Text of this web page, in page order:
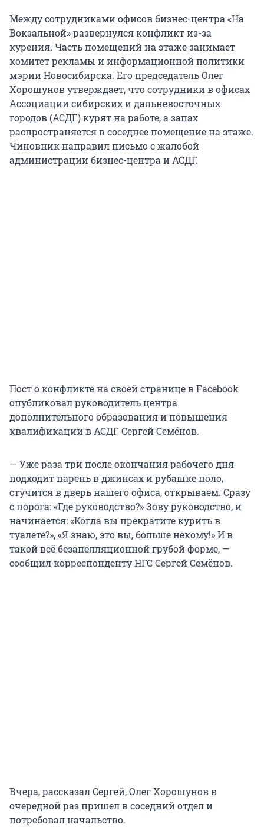
Между сотрудниками офисов бизнес-центра «На
Вокзальной» развернулся конфликт из-за
курения. Часть помещений на этаже занимает
комитет рекламы и информационной политики
мэрии Новосибирска. Его председатель Олег
Хорошунов утверждает, что сотрудники в офисах
Ассоциации сибирских и дальневосточных
городов (АСДГ) курят на работе, а запах
распространяется в соседнее помещение на этаже.
Чиновник направил письмо с жалобой
администрации бизнес-центра и АСДГ.
Пост о конфликте на своей странице в Facebook
опубликовал руководитель центра
дополнительного образования и повышения
квалификации в АСДГ Сергей Семёнов.
— Уже раза три после окончания рабочего дня
подходит парень в джинсах и рубашке поло,
стучится в дверь нашего офиса, открываем. Сразу
с порога: «Где руководство?» Зову руководство, и
начинается: «Когда вы прекратите курить в
туалете?», «Я знаю, это вы, больше некому!» И в
такой всё безапелляционной грубой форме, —
сообщил корреспонденту НГС Сергей Семёнов.
Вчера, рассказал Сергей, Олег Хорошунов в
очередной раз пришел в соседний отдел и
потребовал начальство.